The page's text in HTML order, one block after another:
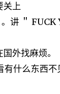
关上
讲 ＂
外找麻烦。
有什么东西不